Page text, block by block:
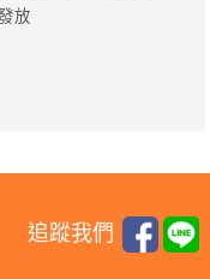
放
追蹤我們